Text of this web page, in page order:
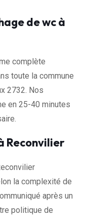
de wc à
complète
toute la commune
2732. Nos
en 25-40 minutes
Reconvilier
la complexité de
après un
politique de